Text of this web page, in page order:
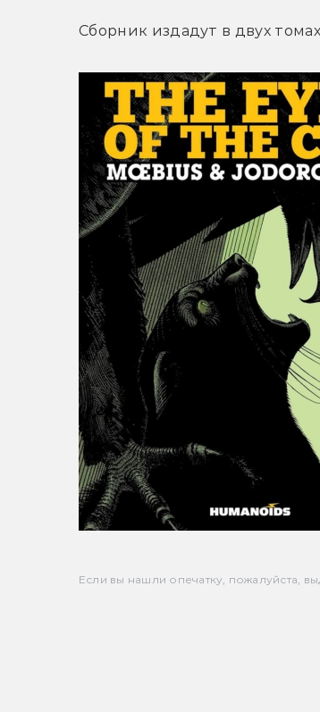
Сборник издадут в двух
Если вы нашли опечатку, пожалуйста,